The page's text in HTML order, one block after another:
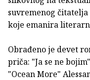
suvremenog
koje emanira
Obrađeno je devet
priča: "Ja se ne
"Ocean More"